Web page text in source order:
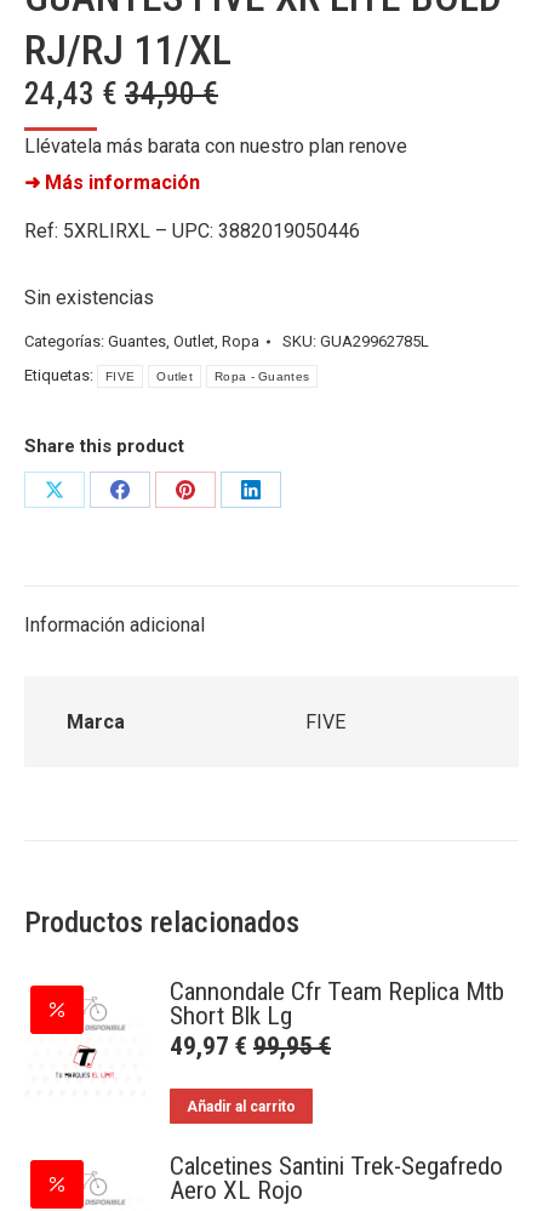
RJ/RJ 11/XL
24,43 € 34,90€
Llévatela más barata con nuestro plan renove
➜ Más información
Ref: 5XRLIRXL – UPC: 3882019050446
Sin existencias
Categorías: Guantes, Outlet, Ropa SKU: GUA29962785L
Etiquetas:
FIVE Outlet Ropa - Guantes
Share this product
Share
Share
Share
Share
Información adicional
Marca FIVE
Productos relacionados
Cannondale Cfr Team Replica Mtb
Short Blk Lg
49,97 € 99,95€
Añadir al carrito
Calcetines Santini Trek-Segafredo
Aero XL Rojo